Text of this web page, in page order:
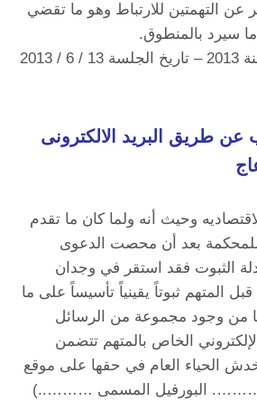
عن التهمتين للارتباط وهو ما تقضي
سيرد بالمنطوق.
[الحكم رقم 510 – لسنة 2013 – تاريخ الجلسة 13 / 6 / 2013
عن طريق البريد الالكترونى
وحيث أنه ولما كان ما تقدم
للمحكمة بعد أن محصت الدعوى
الثبوت فقد استقر في وجدان
المتهم ثبوتاً يقينياً تأسيساً على ما
من وجود مجموعة من الرسائل
الخاص بالمتهم تتضمن
الحياء العام في حقها على موقع
(………. البورفيل المسمى ………..)